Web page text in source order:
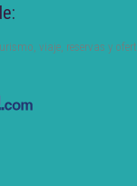
viaje, reservas y